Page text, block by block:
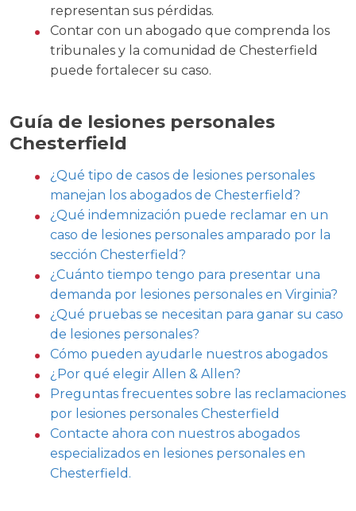
representan sus pérdidas.
Contar con un abogado que comprenda los
tribunales y la comunidad de Chesterfield
puede fortalecer su caso.
Guía de lesiones personales
Chesterfield
¿Qué tipo de casos de lesiones personales
manejan los abogados de Chesterfield?
¿Qué indemnización puede reclamar en un
caso de lesiones personales amparado por la
sección Chesterfield?
¿Cuánto tiempo tengo para presentar una
demanda por lesiones personales en Virginia?
¿Qué pruebas se necesitan para ganar su caso
de lesiones personales?
Cómo pueden ayudarle nuestros abogados
¿Por qué elegir Allen & Allen?
Preguntas frecuentes sobre las reclamaciones
por lesiones personales Chesterfield
Contacte ahora con nuestros abogados
especializados en lesiones personales en
Chesterfield.